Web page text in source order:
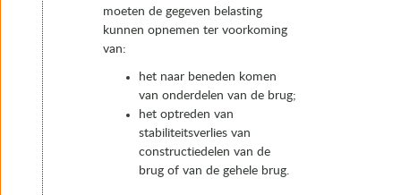
moeten de gegeven belasting
kunnen opnemen ter voorkoming
van:
het naar beneden komen
van onderdelen van de brug;
het optreden van
stabiliteitsverlies van
constructiedelen van de
brug of van de gehele brug.